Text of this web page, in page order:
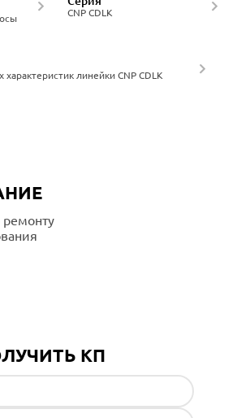
CNP CDLK
характеристик линейки CNP CDLK
ремонту
КП